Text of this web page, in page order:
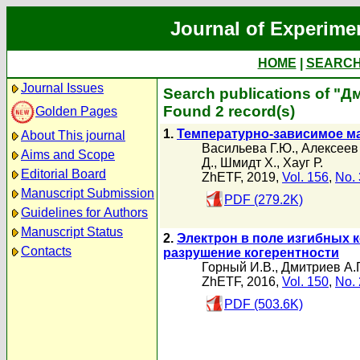
Journal of
HOME
Journal Issues
Golden Pages
About This journal
Aims and Scope
Editorial Board
Manuscript Submission
Guidelines for Authors
Manuscript Status
Contacts
Search publications of
Found 2 record(s)
1. Температурно-зависимое
Васильева Г.Ю.,
Д., Шмидт Х., Хауг Р.
ZhETF, 2019, Vol. 156, No.
PDF (279.2K)
2. Электрон в поле изгибных
разрушение когерентности
Горный И.В., Дмитриев
ZhETF, 2016, Vol. 150, No.
PDF (503.6K)